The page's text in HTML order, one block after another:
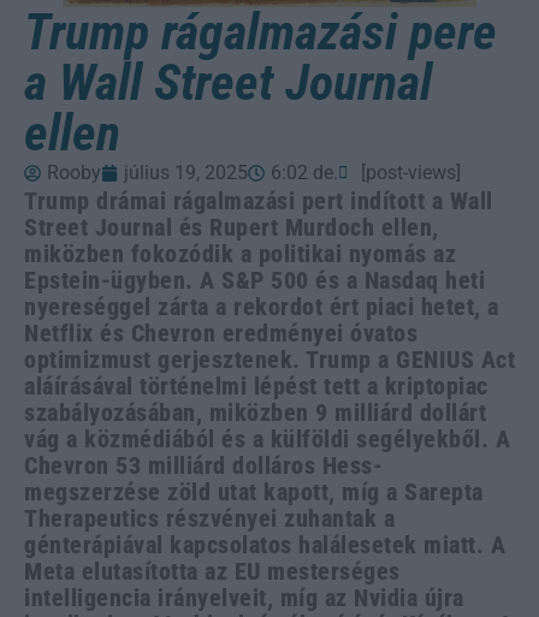
Trump rágalmazási pere
a Wall Street Journal
ellen
Rooby július 19, 2025 6:02 de. [post-views]
Trump drámai rágalmazási pert indított a Wall
Street Journal és Rupert Murdoch ellen,
miközben fokozódik a politikai nyomás az
Epstein-ügyben. A S&P 500 és a Nasdaq heti
nyereséggel zárta a rekordot ért piaci hetet, a
Netflix és Chevron eredményei óvatos
optimizmust gerjesztenek. Trump a GENIUS Act
aláírásával történelmi lépést tett a kriptopiac
szabályozásában, miközben 9 milliárd dollárt
vág a közmédiából és a külföldi segélyekből. A
Chevron 53 milliárd dolláros Hess-
megszerzése zöld utat kapott, míg a Sarepta
Therapeutics részvényei zuhantak a
génterápiával kapcsolatos halálesetek miatt. A
Meta elutasította az EU mesterséges
intelligencia irányelveit, míg az Nvidia újra